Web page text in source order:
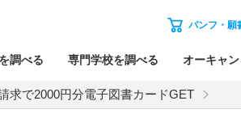
パンフ・願
調べる 専門学校を調べる オーキャ
求で2000円分電子図書カードGET